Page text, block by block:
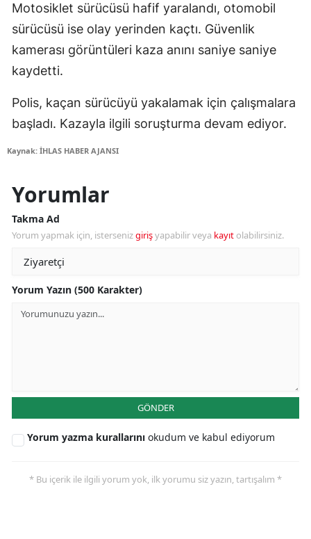
Motosiklet sürücüsü hafif yaralandı, otomobil
sürücüsü ise olay yerinden kaçtı. Güvenlik
kamerası görüntüleri kaza anını saniye saniye
kaydetti.
Polis, kaçan sürücüyü yakalamak için çalışmalara
başladı. Kazayla ilgili soruşturma devam ediyor.
Kaynak: İHLAS HABER AJANSI
Yorumlar
Takma Ad
Yorum yapmak için, istersenizgirişyapabilir veya kayıt olabilirsiniz.
Yorum Yazın (500 Karakter)
GÖNDER
Yorum yazma kurallarını okudum ve kabul ediyorum
* Bu içerik ile ilgili yorum yok, ilk yorumu siz yazın, tartışalım *